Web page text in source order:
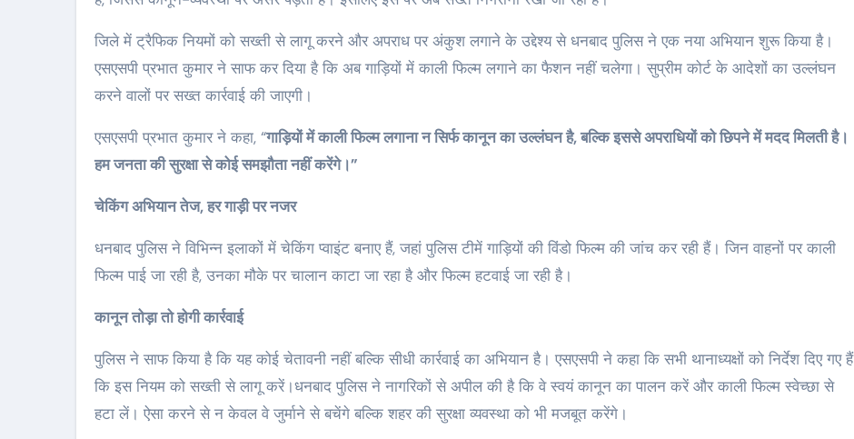
जिले में ट्रैफिक नियमों को सख्ती से लागू करने और अपराध पर अंकुश लगाने के उद्देश्य से धनबाद पुलिस ने एक नया अभियान शुरू किया है।
एसएसपी प्रभात कुमार ने साफ कर दिया है कि अब गाड़ियों में काली फिल्म लगाने का फैशन नहीं चलेगा। सुप्रीम कोर्ट के आदेशों का उल्लंघन
करने वालों पर सख्त कार्रवाई की जाएगी।
एसएसपी प्रभात कुमार ने कहा, “गाड़ियों में काली फिल्म लगाना न सिर्फ कानून का उल्लंघन है, बल्कि इससे अपराधियों को छिपने में मदद मिलती है।
हम जनता की सुरक्षा से कोई समझौता नहीं करेंगे।”
चेकिंग अभियान तेज, हर गाड़ी पर नजर
धनबाद पुलिस ने विभिन्न इलाकों में चेकिंग प्वाइंट बनाए हैं, जहां पुलिस टीमें गाड़ियों की विंडो फिल्म की जांच कर रही हैं। जिन वाहनों पर काली
फिल्म पाई जा रही है, उनका मौके पर चालान काटा जा रहा है और फिल्म हटवाई जा रही है।
कानून तोड़ा तो होगी कार्रवाई
पुलिस ने साफ किया है कि यह कोई चेतावनी नहीं बल्कि सीधी कार्रवाई का अभियान है। एसएसपी ने कहा कि सभी थानाध्यक्षों को निर्देश दिए गए हैं
कि इस नियम को सख्ती से लागू करें।धनबाद पुलिस ने नागरिकों से अपील की है कि वे स्वयं कानून का पालन करें और काली फिल्म स्वेच्छा से
हटा लें। ऐसा करने से न केवल वे जुर्माने से बचेंगे बल्कि शहर की सुरक्षा व्यवस्था को भी मजबूत करेंगे।